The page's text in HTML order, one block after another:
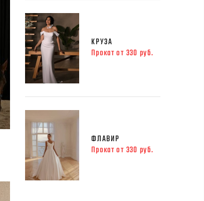
КРУЗА
Прокат от 330 руб.
ФЛАВИР
Прокат от 330 руб.